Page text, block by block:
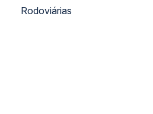
Rodoviárias